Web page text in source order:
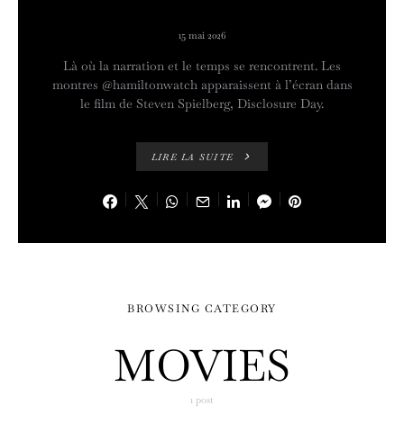
15 mai 2026
Là où la narration et le temps se rencontrent. Les
montres @hamiltonwatch apparaissent à l’écran dans
le film de Steven Spielberg, Disclosure Day.
LIRE LA SUITE
BROWSING CATEGORY
MOVIES
1 post